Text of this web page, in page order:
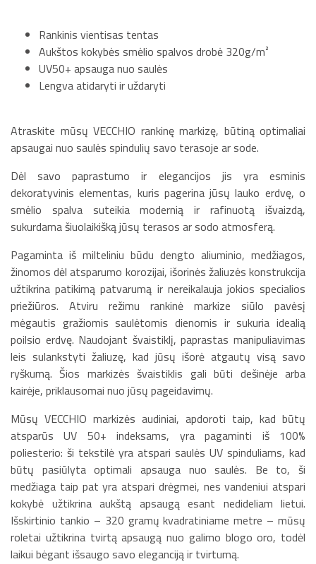
Rankinis vientisas tentas
Aukštos kokybės smėlio spalvos drobė 320g/m²
UV50+ apsauga nuo saulės
Lengva atidaryti ir uždaryti
Atraskite mūsų VECCHIO rankinę markizę, būtiną optimaliai
apsaugai nuo saulės spindulių savo terasoje ar sode.
Dėl savo paprastumo ir elegancijos jis yra esminis
dekoratyvinis elementas, kuris pagerina jūsų lauko erdvę, o
smėlio spalva suteikia modernią ir rafinuotą išvaizdą,
sukurdama šiuolaikišką jūsų terasos ar sodo atmosferą.
Pagaminta iš milteliniu būdu dengto aliuminio, medžiagos,
žinomos dėl atsparumo korozijai, išorinės žaliuzės konstrukcija
užtikrina patikimą patvarumą ir nereikalauja jokios specialios
priežiūros. Atviru režimu rankinė markize siūlo pavėsį
mėgautis gražiomis saulėtomis dienomis ir sukuria idealią
poilsio erdvę. Naudojant švaistiklį, paprastas manipuliavimas
leis sulankstyti žaliuzę, kad jūsų išorė atgautų visą savo
ryškumą. Šios markizės švaistiklis gali būti dešinėje arba
kairėje, priklausomai nuo jūsų pageidavimų.
Mūsų VECCHIO markizės audiniai, apdoroti taip, kad būtų
atsparūs UV 50+ indeksams, yra pagaminti iš 100%
poliesterio: ši tekstilė yra atspari saulės UV spinduliams, kad
būtų pasiūlyta optimali apsauga nuo saulės. Be to, ši
medžiaga taip pat yra atspari drėgmei, nes vandeniui atspari
kokybė užtikrina aukštą apsaugą esant nedideliam lietui.
Išskirtinio tankio – 320 gramų kvadratiniame metre – mūsų
roletai užtikrina tvirtą apsaugą nuo galimo blogo oro, todėl
laikui bėgant išsaugo savo eleganciją ir tvirtumą.